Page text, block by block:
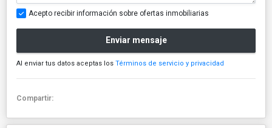
Acepto recibir información sobre ofertas inmobiliarias
Enviar mensaje
Al enviar tus datos aceptas los Términos de servicio y privacidad
Compartir: